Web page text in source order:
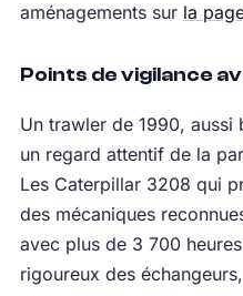
aménagements sur la
Points de vigilance
Un trawler de 1990,
un regard attentif de la
Les Caterpillar 3208 qui
des mécaniques
avec plus de 3 700
rigoureux des